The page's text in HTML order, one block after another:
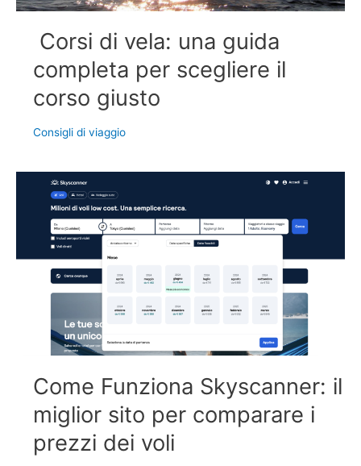
Corsi di vela: una guida
completa per scegliere il
corso giusto
Consigli di viaggio
Come Funziona Skyscanner: il
miglior sito per comparare i
prezzi dei voli